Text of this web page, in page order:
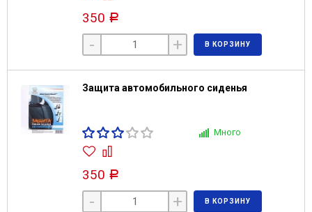
350 Р
- + В КОРЗИНУ
Защита автомобильного сиденья
Много
350 Р
- + В КОРЗИНУ